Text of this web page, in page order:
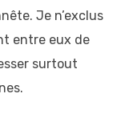
Je n’exclus
entre eux de
surtout